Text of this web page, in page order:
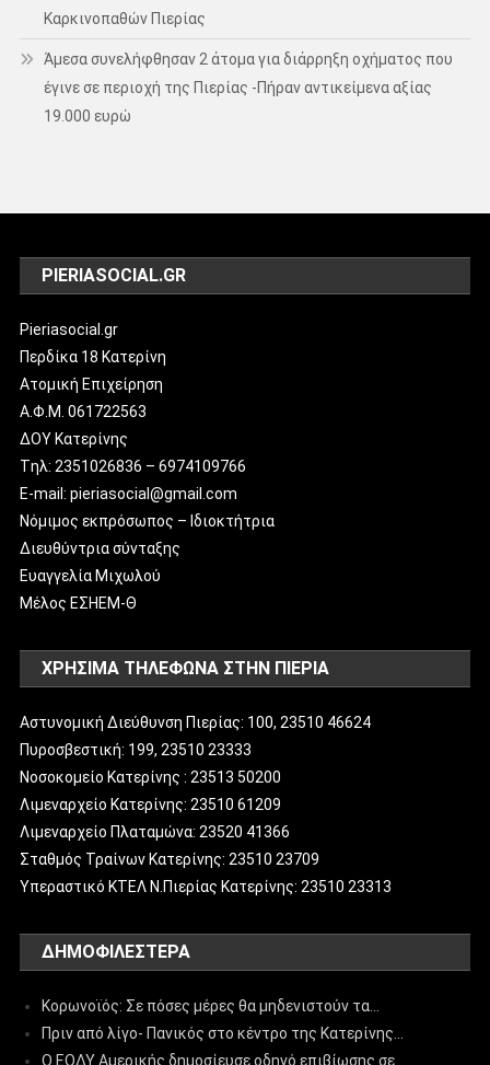
Καρκινοπαθών Πιερίας
Άμεσα συνελήφθησαν 2 άτομα για διάρρηξη οχήματος που
έγινε σε περιοχή της Πιερίας -Πήραν αντικείμενα αξίας
19.000 ευρώ
PIERIASOCIAL.GR
Pieriasocial.gr
Περδίκα 18 Κατερίνη
Ατομική Επιχείρηση
Α.Φ.Μ. 061722563
ΔΟΥ Κατερίνης
Tηλ: 2351026836 – 6974109766
E-mail: pieriasocial@gmail.com
Νόμιμος εκπρόσωπος – Ιδιοκτήτρια
Διευθύντρια σύνταξης
Ευαγγελία Μιχωλού
Μέλος ΕΣΗΕΜ-Θ
ΧΡΗΣΙΜΑ ΤΗΛΕΦΩΝΑ ΣΤΗΝ ΠΙΕΡΙΑ
Αστυνομική Διεύθυνση Πιερίας: 100, 23510 46624
Πυροσβεστική: 199, 23510 23333
Νοσοκομείο Κατερίνης : 23513 50200
Λιμεναρχείο Κατερίνης: 23510 61209
Λιμεναρχείο Πλαταμώνα: 23520 41366
Σταθμός Τραίνων Κατερίνης: 23510 23709
Υπεραστικό ΚΤΕΛ Ν.Πιερίας Κατερίνης: 23510 23313
ΔΗΜΟΦΙΛΈΣΤΕΡΑ
Κορωνοϊός: Σε πόσες μέρες θα μηδενιστούν τα…
Πριν από λίγο- Πανικός στο κέντρο της Κατερίνης…
Ο ΕΟΔΥ Αμερικής δημοσίευσε οδηγό επιβίωσης σε…